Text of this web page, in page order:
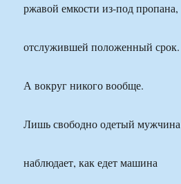
ржавой емкости из-под пропана,
отслужившей положенный срок.
А вокруг никого вообще.
Лишь свободно одетый мужчина
наблюдает, как едет машина